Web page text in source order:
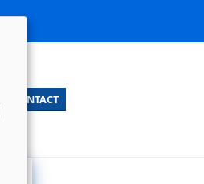
CONTACT